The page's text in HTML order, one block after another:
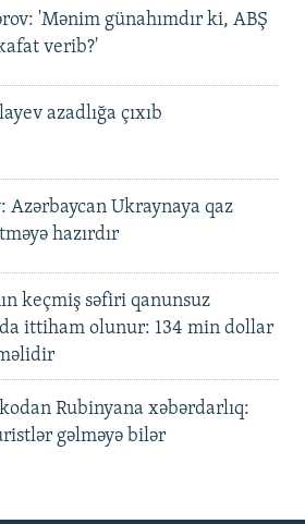
'Mənim günahımdır ki, ABŞ
verib?'
azadlığa çıxıb
Azərbaycan Ukraynaya qaz
hazırdır
keçmiş səfiri qanunsuz
ittiham olunur: 134 min dollar
Rubinyana xəbərdarlıq:
gəlməyə bilər